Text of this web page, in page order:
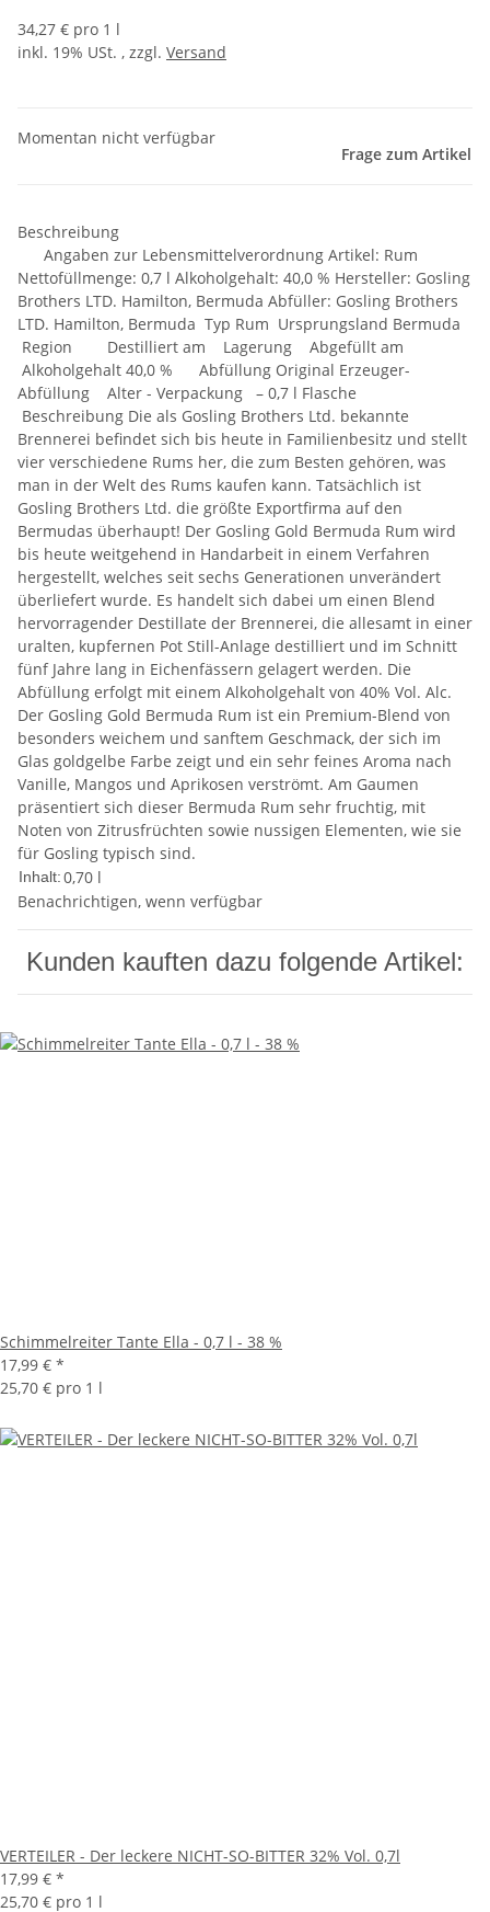
34,27 € pro 1 l
inkl. 19% USt. , zzgl. Versand
Momentan nicht verfügbar
Frage zum Artikel
Beschreibung
Angaben zur Lebensmittelverordnung Artikel: Rum
Nettofüllmenge: 0,7 l Alkoholgehalt: 40,0 % Hersteller: Gosling
Brothers LTD. Hamilton, Bermuda Abfüller: Gosling Brothers
LTD. Hamilton, Bermuda Typ Rum Ursprungsland Bermuda
Region Destilliert am Lagerung Abgefüllt am
Alkoholgehalt 40,0 % Abfüllung Original Erzeuger-
Abfüllung Alter - Verpackung – 0,7 l Flasche
Beschreibung Die als Gosling Brothers Ltd. bekannte
Brennerei befindet sich bis heute in Familienbesitz und stellt
vier verschiedene Rums her, die zum Besten gehören, was
man in der Welt des Rums kaufen kann. Tatsächlich ist
Gosling Brothers Ltd. die größte Exportfirma auf den
Bermudas überhaupt! Der Gosling Gold Bermuda Rum wird
bis heute weitgehend in Handarbeit in einem Verfahren
hergestellt, welches seit sechs Generationen unverändert
überliefert wurde. Es handelt sich dabei um einen Blend
hervorragender Destillate der Brennerei, die allesamt in einer
uralten, kupfernen Pot Still-Anlage destilliert und im Schnitt
fünf Jahre lang in Eichenfässern gelagert werden. Die
Abfüllung erfolgt mit einem Alkoholgehalt von 40% Vol. Alc.
Der Gosling Gold Bermuda Rum ist ein Premium-Blend von
besonders weichem und sanftem Geschmack, der sich im
Glas goldgelbe Farbe zeigt und ein sehr feines Aroma nach
Vanille, Mangos und Aprikosen verströmt. Am Gaumen
präsentiert sich dieser Bermuda Rum sehr fruchtig, mit
Noten von Zitrusfrüchten sowie nussigen Elementen, wie sie
für Gosling typisch sind.
Inhalt:0,70 l
Benachrichtigen, wenn verfügbar
Kunden kauften dazu folgende Artikel:
Schimmelreiter Tante Ella - 0,7 l - 38 %
17,99 € *
25,70 € pro 1 l
VERTEILER - Der leckere NICHT-SO-BITTER 32% Vol. 0,7l
17,99 € *
25,70 € pro 1 l